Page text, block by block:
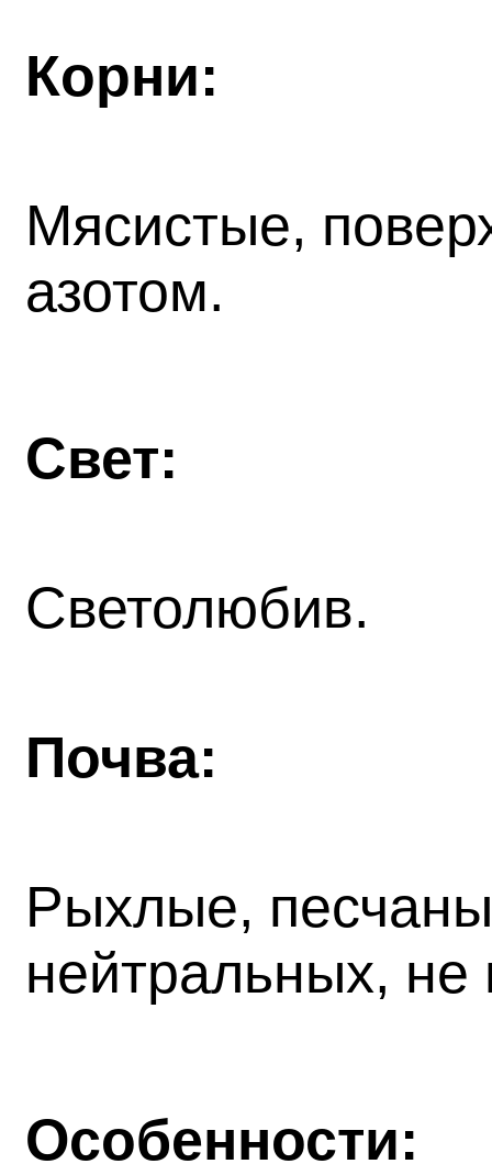
Корни:
Мясистые,
азотом.
Свет:
Светолюбив.
Почва:
Рыхлые,
нейтральных, не
Особенности: